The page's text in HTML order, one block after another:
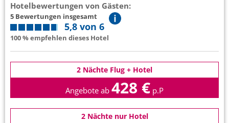
Hotelbewertungen von Gästen:
5 Bewertungen insgesamt
5,8 von 6
100 % empfehlen dieses Hotel
2 Nächte Flug + Hotel
Angebote ab 428 € p.P
2 Nächte nur Hotel